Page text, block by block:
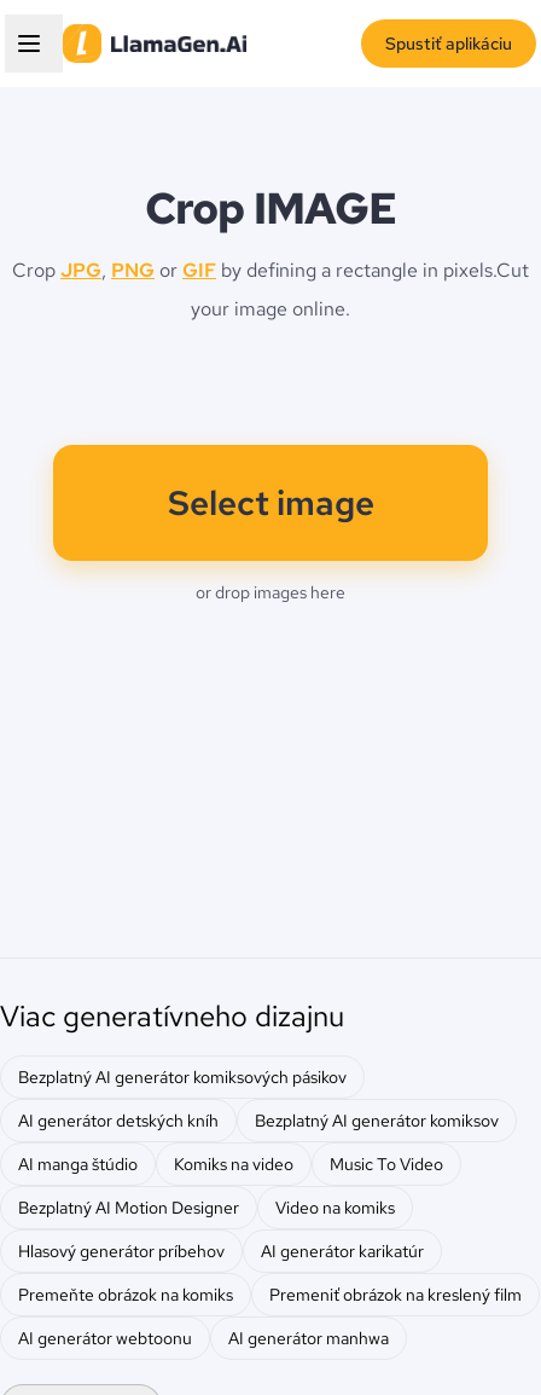
Spustiť aplikáciu
Crop IMAGE
CropJPG, PNG orGIF by defining a rectangle in pixels.Cut
your image online.
Select image
or drop images here
Viac generatívneho dizajnu
Bezplatný AI generátor komiksových pásikov
AI generátor detských kníh
Bezplatný AI generátor komiksov
AI manga štúdio
Komiks na video
Music To Video
Bezplatný AI Motion Designer
Video na komiks
Hlasový generátor príbehov
AI generátor karikatúr
Premeňte obrázok na komiks
Premeniť obrázok na kreslený film
AI generátor webtoonu
AI generátor manhwa